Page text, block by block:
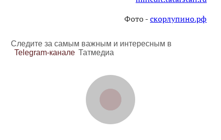
Фото -скорлупино.рф
Следите за самым важным и интересным в
Telegram-канале Татмедиа